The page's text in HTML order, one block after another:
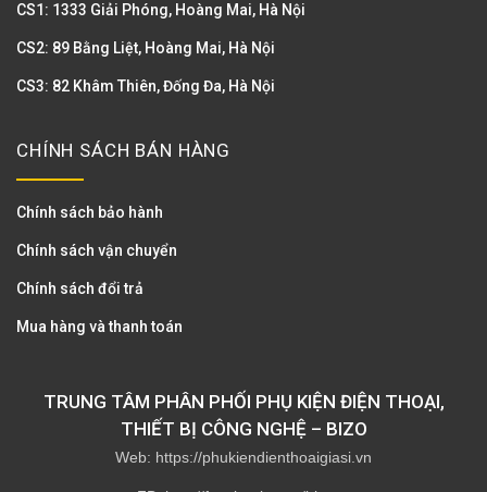
CS1: 1333 Giải Phóng, Hoàng Mai, Hà Nội
CS2: 89 Bằng Liệt, Hoàng Mai, Hà Nội
CS3: 82 Khâm Thiên, Đống Đa, Hà Nội
CHÍNH SÁCH BÁN HÀNG
Chính sách bảo hành
Chính sách vận chuyển
Chính sách đổi trả
Mua hàng và thanh toán
TRUNG TÂM PHÂN PHỐI PHỤ KIỆN ĐIỆN THOẠI,
THIẾT BỊ CÔNG NGHỆ – BIZO
Web: https://phukiendienthoaigiasi.vn